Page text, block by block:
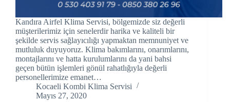
panel
panel
panel
Panel
Kandıra Airfel Klima Servisi, bölgemizde siz değerli
müşterilerimiz için senelerdir harika ve kaliteli bir
şekilde servis sağlayıcılığı yapmaktan memnuniyet ve
mutluluk duyuyoruz. Klima bakımlarını, onarımlarını,
montajlarını ve hatta kurulumlarını da yani bahsi
geçen bütün işlemleri gönül rahatlığıyla değerli
personellerimize emanet…
Kocaeli Kombi Klima Servisi
Mayıs 27, 2020